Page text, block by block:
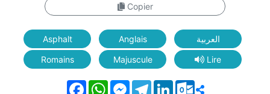
Copier
Asphalt Anglais
العربية
Romains
Majuscule Lire
FacebookWhatsAppMessenger
Telegram
LinkedInOutlook.com